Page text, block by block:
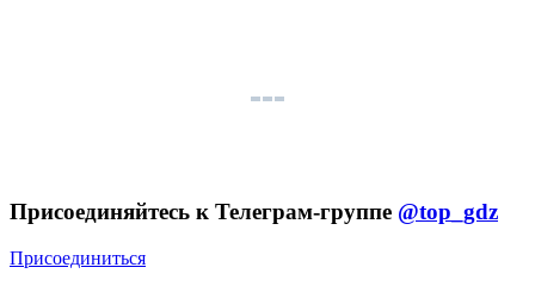
Присоединяйтесь к Телеграм-группе @top_gdz
Присоединиться